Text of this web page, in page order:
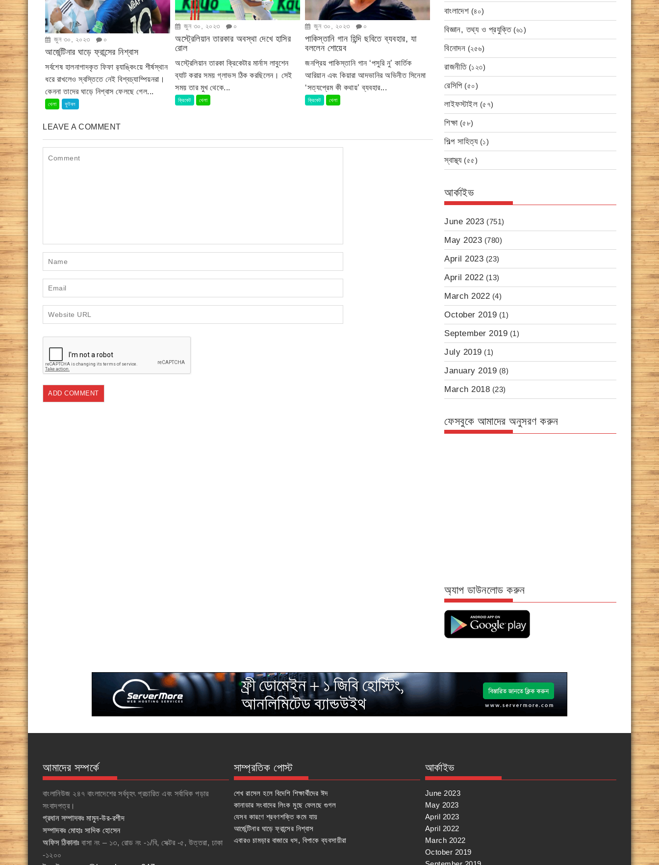
জুন ৩০, ২০২৩ ০
আর্জেন্টিনার ঘাড়ে ফ্রান্সের নিশ্বাস
সর্বশেষ হালনাগাদকৃত ফিফা র‍্যাঙ্কিংয়ে শীর্ষস্থান
ধরে রাখলেও স্বস্তিতে নেই বিশ্বচ্যাম্পিয়নরা।
কেননা তাদের ঘাড়ে নিশ্বাস ফেলছে গেল...
খেলা ফুটবল
জুন ৩০, ২০২৩ ০
অস্ট্রেলিয়ান তারকার অবস্থা দেখে হাসির
রোল
অস্ট্রেলিয়ান তারকা ক্রিকেটার মার্নাস লাবুশেন
ব্যাট করার সময় গ্লাভস ঠিক করছিলেন। সেই
সময় তার মুখ থেকে...
ক্রিকেট খেলা
জুন ৩০, ২০২৩ ০
পাকিস্তানি গান হিন্দি ছবিতে ব্যবহার, যা
বললেন শোয়েব
জনপ্রিয় পাকিস্তানি গান ‘পসুরি নু’ কার্তিক
আরিয়ান এবং কিয়ারা আদভানির অভিনীত সিনেমা
‘সত্যপ্রেম কী কথায়’ ব্যবহার...
ক্রিকেট খেলা
LEAVE A COMMENT
বাংলাদেশ (৪০)
বিজ্ঞান, তথ্য ও প্রযুক্তি(৬১)
বিনোদন (২৫৬)
রাজনীতি(১২৩)
রেসিপি(৫০)
লাইফস্টাইল (৫৭)
শিক্ষা(৫৮)
শিল্প সাহিত্য(১)
স্বাস্থ্য(৫৫)
আর্কাইভ
June 2023 (751)
May 2023 (780)
April 2023 (23)
April 2022 (13)
March 2022 (4)
October 2019 (1)
September 2019 (1)
July 2019 (1)
January 2019 (8)
March 2018 (23)
ফেসবুকে আমাদের অনুসরণ করুন
অ্যাপ ডাউনলোড করুন
আমাদের সম্পর্কে
বাংলানিউজ ২৪৭ বাংলাদেশের সর্ববৃহৎ প্রচারিত এবং সর্বাধিক পড়ার
সংবাদপত্র।
প্রধান সম্পাদকঃ মামুন-উর-রশীদ
সম্পাদকঃ মোহাঃ সাদিক হোসেন
অফিস ঠিকানাঃবাসা নং – ১৩, রোড নং -১/বি, সেক্টর -৫, উত্তরা, ঢাকা
-১২০০
সাম্প্রতিক পোস্ট
শেখ রাসেল হলে বিদেশি শিক্ষার্থীদের ঈদ
কানাডার সংবাদের লিংক মুছে ফেলছে গুগল
যেসব কারণে শ্রবণশক্তি কমে যায়
আর্জেন্টিনার ঘাড়ে ফ্রান্সের নিশ্বাস
এবারও চামড়ার বাজারে ধস, বিপাকে ব্যবসায়ীরা
আর্কাইভ
June 2023
May 2023
April 2023
April 2022
March 2022
October 2019